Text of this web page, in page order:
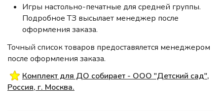
Игры настольно-печатные для средней группы.
Подробное ТЗ высылает менеджер после
оформления заказа.
Точный список товаров предоставялется менеджером
после оформления заказа.
Комплект для ДО собирает - ООО "Детский сад",
Россия, г. Москва.